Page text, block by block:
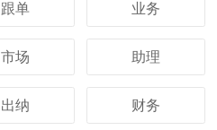
跟单 业务
市场 助理
出纳 财务